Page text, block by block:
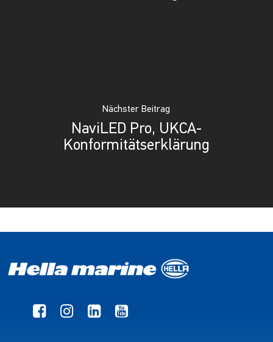
Nächster Beitrag
NaviLED Pro, UKCA-
Konformitätserklärung